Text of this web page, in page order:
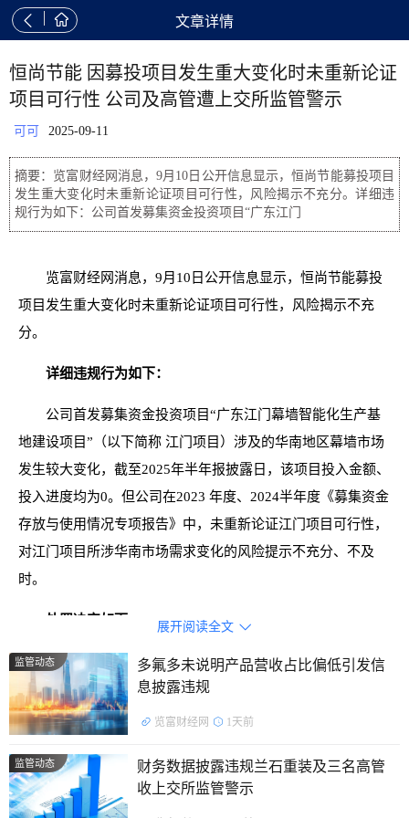
  文章详情
恒尚节能 因募投项目发生重大变化时未重新论证
项目可行性 公司及高管遭上交所监管警示
可可 2025-09-11
摘要：览富财经网消息，9月10日公开信息显示，恒尚节能募投项目
发生重大变化时未重新论证项目可行性，风险揭示不充分。详细违
规行为如下：公司首发募集资金投资项目“广东江门
览富财经网消息，9月10日公开信息显示，恒尚节能募投
项目发生重大变化时未重新论证项目可行性，风险揭示不充
分。
详细违规行为如下：
公司首发募集资金投资项目“广东江门幕墙智能化生产基
地建设项目”（以下简称 江门项目）涉及的华南地区幕墙市场
发生较大变化，截至2025年半年报披露日，该项目投入金额、
投入进度均为0。但公司在2023 年度、2024半年度《募集资金
存放与使用情况专项报告》中，未重新论证江门项目可行性，
对江门项目所涉华南市场需求变化的风险提示不充分、不及
时。
处罚决定如下：
上交所对江苏恒尚节能科技股份有限公司及公司总经理周
祖庆、公司董事会秘书华凤娟予以监管警示。
公开资料显示，恒尚节能主营业务是建筑幕墙与门窗工程
的设计、制造与施工。
截止发稿，恒尚节能总市值26.69亿元。
展开阅读全文 
监管动态
多氟多未说明产品营收占比偏低引发信
息披露违规
览富财经网 1天前
监管动态
财务数据披露违规兰石重装及三名高管
收上交所监管警示